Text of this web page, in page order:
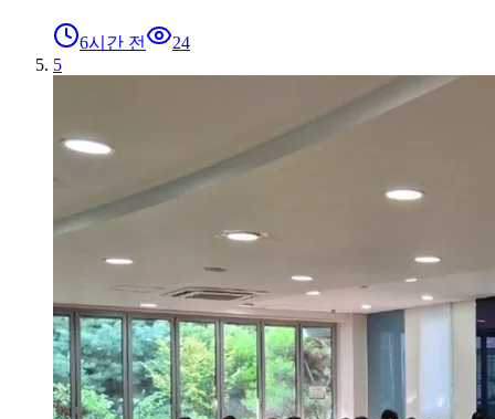
6시간 전
24
5